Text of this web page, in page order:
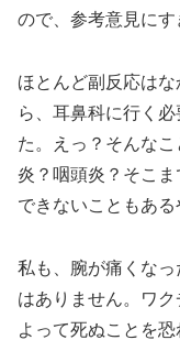
ので、参考意見にす
ほとんど副反応は
ら、耳鼻科に行く
た。えっ？そんな
炎？咽頭炎？そこ
できないこともある
私も、腕が痛くなっ
はありません。ワ
よって死ぬことを恐